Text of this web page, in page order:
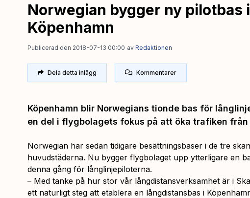
Norwegian bygger ny pilotbas i
Köpenhamn
Publicerad den 2018-07-13 00:00 av Redaktionen
Dela detta inlägg Kommentarer
Köpenhamn blir Norwegians tionde bas för
en del i flygbolagets fokus på att öka trafiken från
Norwegian har sedan tidigare besättningsbaser i de tre
huvudstäderna. Nu bygger flygbolaget upp ytterligare en
denna gång för långlinjepiloterna.
– Med tanke på hur stor vår långdistansverksamhet är i
ett naturligt steg att etablera en långdistansbas i